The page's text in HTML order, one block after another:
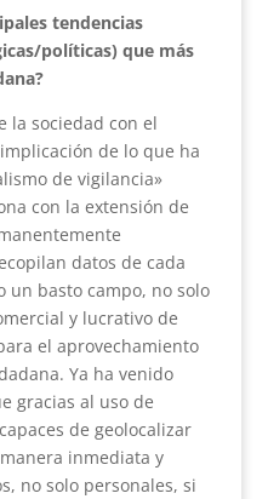
tendencias
políticas) que más
la sociedad con el
de lo que ha
de vigilancia»
con la extensión de
datos de cada
basto campo, no solo
y lucrativo de
el aprovechamiento
Ya ha venido
gracias al uso de
de geolocalizar
inmediata y
no solo personales, si